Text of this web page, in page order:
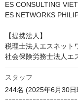
ES CONSULTING
ES NETWORKS
【提携法人】
税理士法人エスネット
社会保険労務士法人エ
スタッフ
244名 (2025年6月30日
ｰｰｰｰｰｰｰｰｰｰｰｰｰｰｰｰｰｰｰｰ